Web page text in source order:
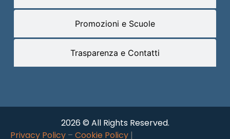
Promozioni e Scuole
Trasparenza e Contatti
2026 © All Rights Reserved.
Privacy Policy – Cookie Policy |